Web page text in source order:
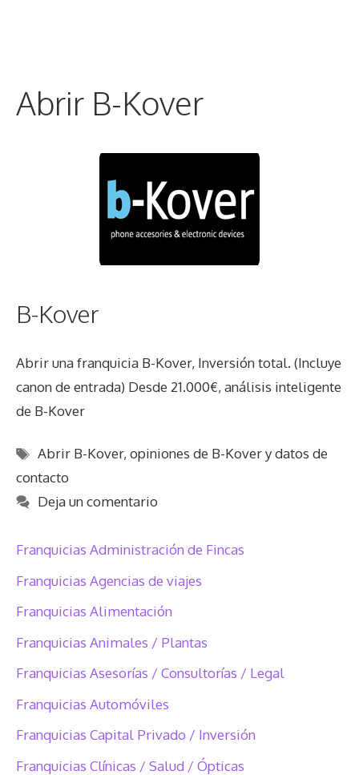
Abrir B-Kover
B-Kover
Abrir una franquicia B-Kover, Inversión total. (Incluye
canon de entrada) Desde 21.000€, análisis inteligente
de B-Kover
Etiquetas
Abrir B-Kover,opiniones de B-Kover y datos de
contacto
Deja un comentario
Franquicias Administración de Fincas
Franquicias Agencias de viajes
Franquicias Alimentación
Franquicias Animales / Plantas
Franquicias Asesorías / Consultorías / Legal
Franquicias Automóviles
Franquicias Capital Privado / Inversión
Franquicias Clínicas / Salud / Ópticas